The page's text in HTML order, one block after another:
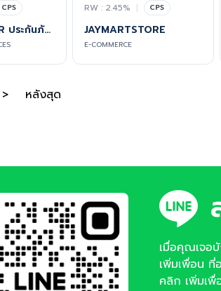
CPS
ANC BROKER ประกันภัยอุบัติเหตุ วิริยะประกันภัย
RW : 2.45% | CPS
JAYMARTSTORE
E-COMMERCE
> หลังสุด
เมื่อคุณเจอ
เพิ่มเพื่อน
คลิก เพิ่มเ